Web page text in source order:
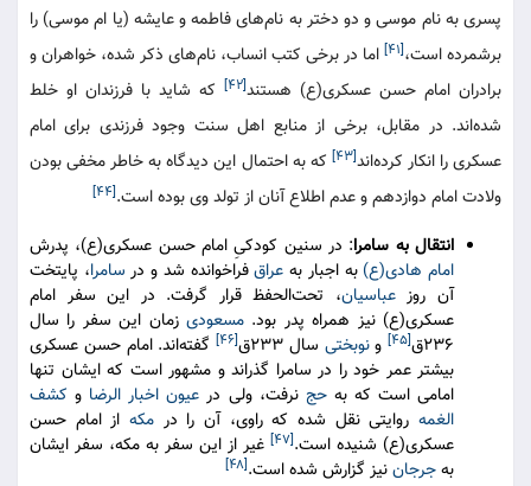
پسری به نام موسی و دو دختر به نام‌های فاطمه و عایشه (یا ام موسی) را
برشمرده است،[۴۱]
اما در برخی کتب انساب، نام‌های ذکر شده، خواهران و
برادران امام حسن عسکری(ع) هستند[۴۲]
که شاید با فرزندان او خلط
شده‌اند. در مقابل، برخی از منابع اهل سنت وجود فرزندی برای امام
عسکری را انکار کرده‌اند[۴۳]
که به احتمال این دیدگاه به خاطر مخفی بودن
ولادت امام دوازدهم و عدم اطلاع آنان از تولد وی بوده است.[۴۴]
انتقال به سامرا: در سنین کودکیِ امام حسن عسکری(ع)، پدرش
امام هادی(ع) به اجبار به عراقفراخوانده شد و در سامرا، پایتخت
آن روزعباسیان، تحت‌الحفظ قرار گرفت. در این سفر امام
عسکری(ع) نیز همراه پدر بود. مسعودی زمان این سفر را سال
۲۳۶ق
[۴۵] ونوبختی سال ۲۳۳ق [۴۶]
گفته‌اند. امام حسن عسکری
بیشتر عمر خود را در سامرا گذراند و مشهور است که ایشان تنها
امامی است که بهحج نرفت، ولی در عیون اخبار الرضا و کشف
الغمه روایتی نقل شده که راوی، آن را در مکه از امام حسن
عسکری(ع) شنیده است.[۴۷]
غیر از این سفر به مکه، سفر ایشان
بهجرجاننیز گزارش شده است.[۴۸]